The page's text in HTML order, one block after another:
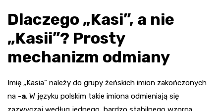
Dlaczego „Kasi”, a nie
„Kasii”? Prosty
mechanizm odmiany
Imię „Kasia” należy do grupy żeńskich imion zakończonych
na -a. W języku polskim takie imiona odmieniają się